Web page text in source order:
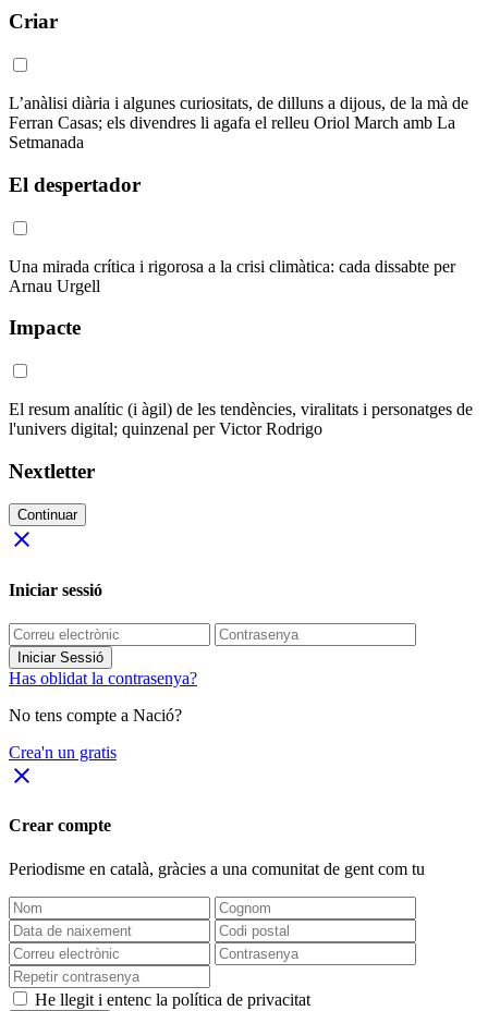
Criar
L’anàlisi diària i algunes curiositats, de dilluns a dijous, de la mà de
Ferran Casas; els divendres li agafa el relleu Oriol March amb La
Setmanada
El despertador
Una mirada crítica i rigorosa a la crisi climàtica: cada dissabte per
Arnau Urgell
Impacte
El resum analític (i àgil) de les tendències, viralitats i personatges de
l'univers digital; quinzenal per Victor Rodrigo
Nextletter
Continuar
close
Iniciar sessió
Iniciar Sessió
Has oblidat la contrasenya?
No tens compte a Nació?
Crea'n un gratis
close
Crear compte
Periodisme en català, gràcies a una comunitat de gent com tu
He llegit i entenc la política de privacitat